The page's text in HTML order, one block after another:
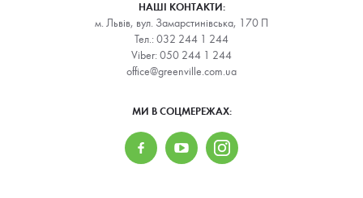
НАШІ КОНТАКТИ:
м. Львів, вул. Замарстинівська, 170 П
Тел.: 032 244 1 244
Viber: 050 244 1 244
office@greenville.com.ua
МИ В СОЦМЕРЕЖАХ: